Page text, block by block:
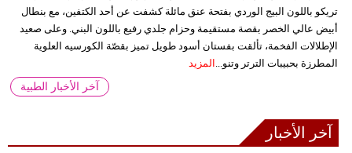
تريكو باللون البيج الوردي بفتحة عنق مائلة كشفت عن أحد الكتفين، مع بنطال
أبيض عالي الخصر بقصة مستقيمة وحزام جلدي رفيع باللون البني. وعلى صعيد
الإطلالات الفخمة، تألقت بفستان أسود طويل تميز بقصّة الكورسيه العلوية
المطرزة بحبيبات الترتر وتنو... المزيد
آخر الأخبار الطبية
آخر الأخبار